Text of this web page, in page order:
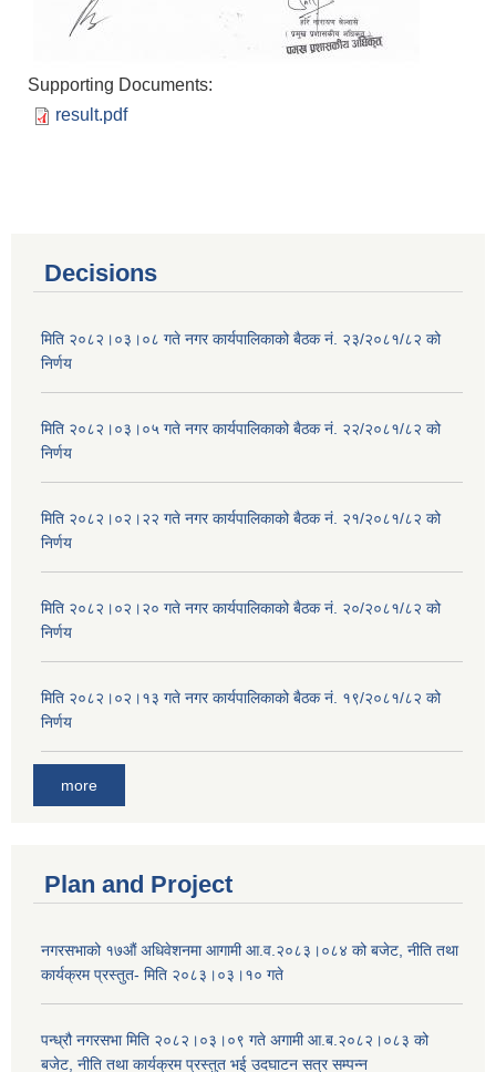
Supporting Documents:
result.pdf
Decisions
मिति २०८२।०३।०८ गते नगर कार्यपालिकाको बैठक नं. २३/२०८१/८२ को
निर्णय
मिति २०८२।०३।०५ गते नगर कार्यपालिकाको बैठक नं. २२/२०८१/८२ को
निर्णय
मिति २०८२।०२।२२ गते नगर कार्यपालिकाको बैठक नं. २१/२०८१/८२ को
निर्णय
मिति २०८२।०२।२० गते नगर कार्यपालिकाको बैठक नं. २०/२०८१/८२ को
निर्णय
मिति २०८२।०२।१३ गते नगर कार्यपालिकाको बैठक नं. १९/२०८१/८२ को
निर्णय
more
Plan and Project
नगरसभाको १७औं अधिवेशनमा आगामी आ.व.२०८३।०८४ को बजेट, नीति तथा
कार्यक्रम प्रस्तुत- मिति २०८३।०३।१० गते
पन्ध्रौ नगरसभा मिति २०८२।०३।०९ गते अगामी आ.ब.२०८२।०८३ को
बजेट, नीति तथा कार्यक्रम प्रस्तुत भई उदघाटन सत्र सम्पन्न